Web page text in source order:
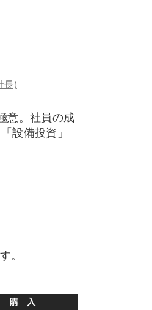
長)
意。社員の成
設備投資」
。
購 入